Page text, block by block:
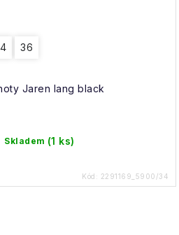
Jaren lang black
36
Skladem (1 ks)
Kód: 2291169_5900/34